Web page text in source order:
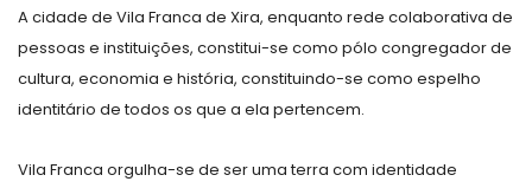
A cidade de Vila Franca de Xira, enquanto rede colaborativa de
pessoas e instituições, constitui-se como pólo congregador de
cultura, economia e história, constituindo-se como espelho
identitário de todos os que a ela pertencem.
Vila Franca orgulha-se de ser uma terra com identidade